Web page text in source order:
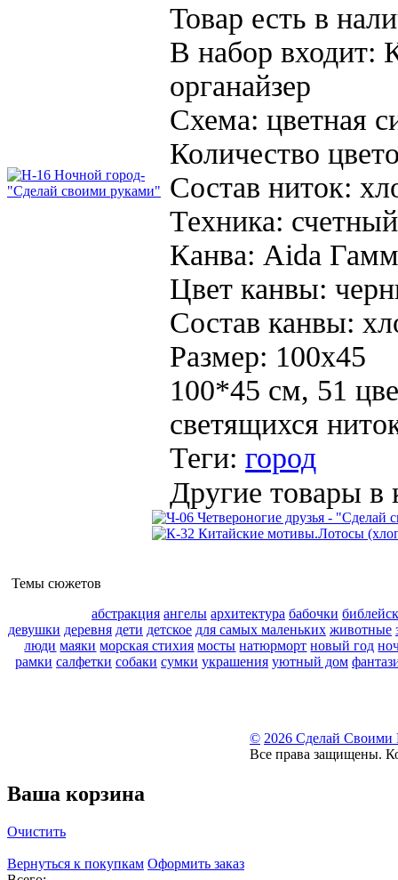
Товар есть в
В набор входит:
органайзер
Схема: цветная
Количество
Состав ниток:
Техника:
Канва: Aida
Цвет канвы:
Состав канвы:
Размер: 100х45
100*45 см, 51
светящихся
Теги: город
Другие товары в
Темы сюжетов
абстракция ангелы архитектура бабочки
девушки деревня дети детское для самых маленьких животные
люди маяки морская стихия мосты натюрморт новый год
рамки салфетки собаки сумки украшения уютный дом
© 2026 Сделай Своими
Все права защищены.
Ваша корзина
Очистить
Вернуться к покупкам Оформить заказ